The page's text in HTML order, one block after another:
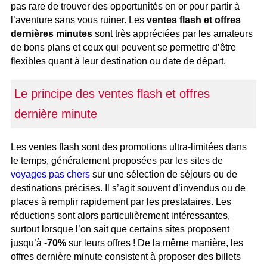
pas rare de trouver des opportunités en or pour partir à
l’aventure sans vous ruiner. Les ventes flash et offres
dernières minutes sont très appréciées par les amateurs
de bons plans et ceux qui peuvent se permettre d’être
flexibles quant à leur destination ou date de départ.
Le principe des ventes flash et offres
dernière minute
Les ventes flash sont des promotions ultra-limitées dans
le temps, généralement proposées par les sites de
voyages pas chers sur une sélection de séjours ou de
destinations précises. Il s’agit souvent d’invendus ou de
places à remplir rapidement par les prestataires. Les
réductions sont alors particulièrement intéressantes,
surtout lorsque l’on sait que certains sites proposent
jusqu’à -70% sur leurs offres ! De la même manière, les
offres dernière minute consistent à proposer des billets